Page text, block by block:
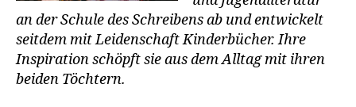
an der Schule des Schreibens ab und entwickelt
seitdem mit Leidenschaft Kinderbücher. Ihre
Inspiration schöpft sie aus dem Alltag mit ihren
beiden Töchtern.